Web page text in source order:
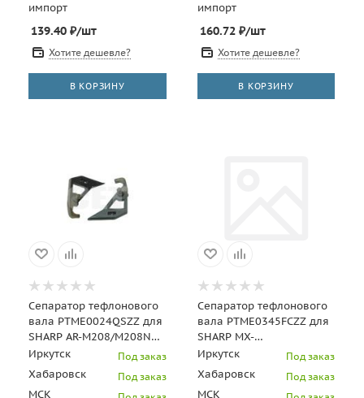
импорт
139.40 ₽/шт
Хотите дешевле?
В КОРЗИНУ
импорт
160.72₽/шт
Хотите дешевле?
В КОРЗИНУ
Сепаратор тефлонового
вала PTME0024QSZZ для
SHARP AR-M208/M208N
(CET), CET8259
Иркутск Под заказ
Хабаровск Под заказ
МСК
Сепаратор тефлонового
вала PTME0345FCZZ для
SHARP MX-
M283N/M363U/M453U/M503U
(CET), CET6691
Иркутск Под заказ
Хабаровск Под заказ
МСК